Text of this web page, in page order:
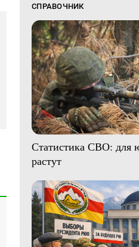
СПРАВОЧНИК
Статистика СВО: для
растут